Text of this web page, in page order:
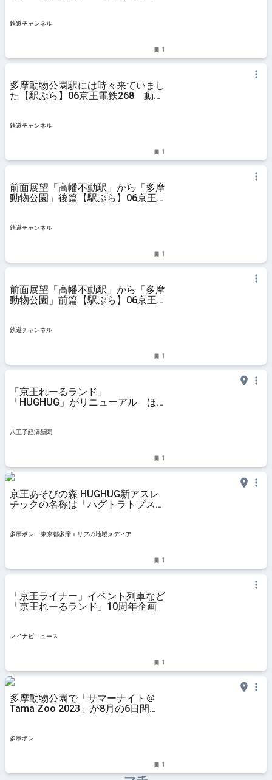
鉄道チャンネル
1
多摩動物公園駅には時々来ていまし
た【駅ぶら】06京王電鉄268 動物
鉄道チャンネル
1
前面展望「高幡不動駅」から「多摩
動物公園」後篇【駅ぶら】06京王
鉄道チャンネル
1
前面展望「高幡不動駅」から「多摩
動物公園」前篇【駅ぶら】06京王
鉄道チャンネル
1
「京王れーるランド」
「HUGHUG」がリニューアル ほ
八王子経済新聞
1
京王あそびの森 HUGHUG新アスレ
チックの名称は「ハグトラトプス」
多摩ポン – 東京都多摩エリアの地域メディア
1
「京王ライナー」イベント列車など
「京王れーるランド」10周年企画
マイナビニュース
1
多摩動物公園で「サマーナイト＠
Tama Zoo 2023」が8月の6日間開
多摩ポン
1